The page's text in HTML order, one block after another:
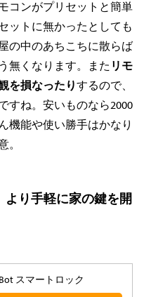
コンがプリセットと簡単
ットに無かったとしても
の中のあちこちに散らば
無くなります。また リモ
を損なったりするので、
すね。安いものなら2000
機能や使い勝手はかなり
。
り手軽に家の鍵を開
スマートロック